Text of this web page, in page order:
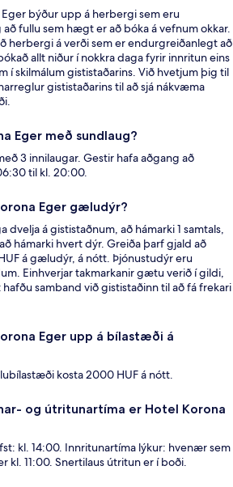
býður upp á herbergi sem eru
fullu sem hægt er að bóka á vefnum okkar.
herbergi á verði sem er endurgreiðanlegt að
allt niður í nokkra daga fyrir innritun eins
í skilmálum gististaðarins. Við hvetjum þig til
gististaðarins til að sjá nákvæma
Eger með sundlaug?
3 innilaugar. Gestir hafa aðgang að
til kl. 20:00.
Eger gæludýr?
dvelja á gististaðnum, að hámarki 1 samtals,
hámarki hvert dýr. Greiða þarf gjald að
á gæludýr, á nótt. Þjónustudýr eru
Einhverjar takmarkanir gætu verið í gildi,
hafðu samband við gististaðinn til að fá frekari
Eger upp á bílastæði á
kosta 2000 HUF á nótt.
og útritunartíma er Hotel Korona
kl. 14:00. Innritunartíma lýkur: hvenær sem
kl. 11:00. Snertilaus útritun er í boði.